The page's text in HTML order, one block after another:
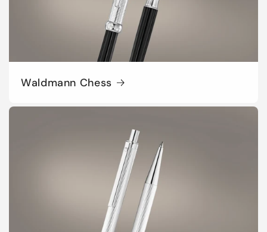
Waldmann Chess